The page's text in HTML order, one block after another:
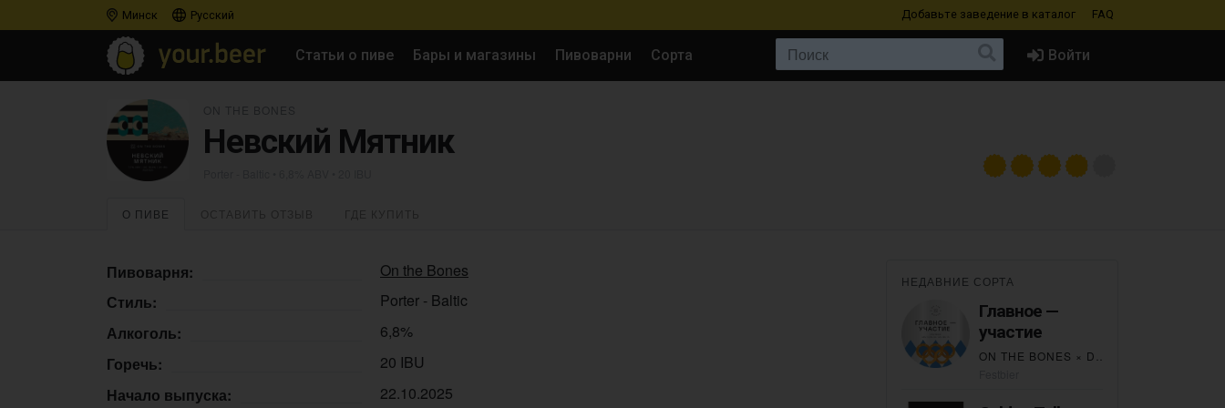
Минск Русский Добавьте заведение в каталог FAQ
Статьи о пиве Бары и магазины Пивоварни Сорта Войти
Невский Мятник
О ПИВЕ
Пивоварня:
On the Bones
Стиль:
Porter - Baltic
Алкоголь:
6,8%
Горечь:
20 IBU
Начало выпуска:
22.10.2025
НЕДАВНИЕ СОРТА
Главное —
участие
ON THE BONES × DIETA